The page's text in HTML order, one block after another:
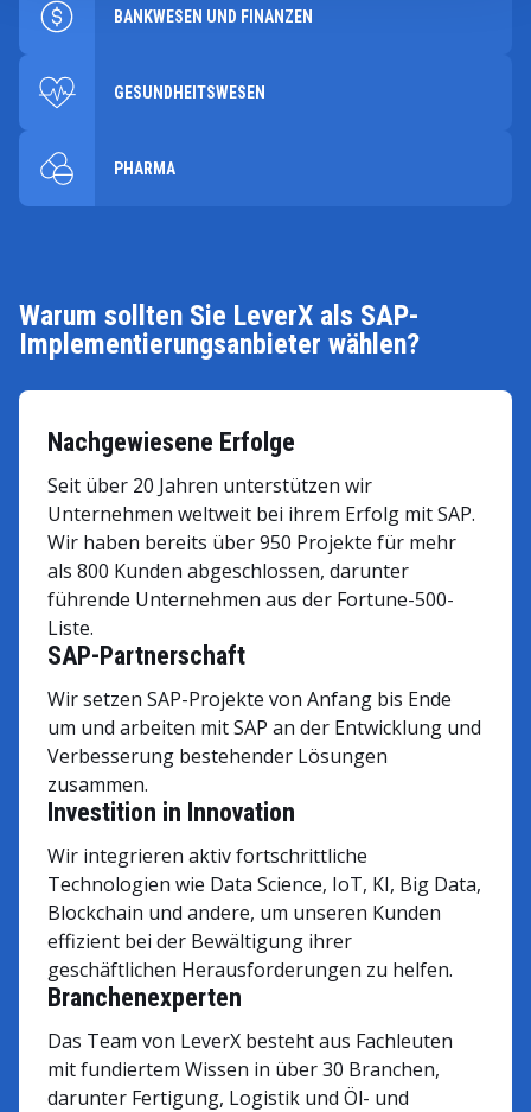
BANKWESEN UND FINANZEN
GESUNDHEITSWESEN
PHARMA
Warum sollten Sie LeverX als SAP-
Implementierungsanbieter wählen?
Nachgewiesene Erfolge
Seit über 20 Jahren unterstützen wir
Unternehmen weltweit bei ihrem Erfolg mit SAP.
Wir haben bereits über 950 Projekte für mehr
als 800 Kunden abgeschlossen, darunter
führende Unternehmen aus der Fortune-500-
Liste.
Branchenexperten
Das Team von LeverX besteht aus Fachleuten
mit fundiertem Wissen in über 30 Branchen,
darunter Fertigung, Logistik und Öl- und
SAP-Partnerschaft
Wir setzen SAP-Projekte von Anfang bis Ende
um und arbeiten mit SAP an der Entwicklung und
Verbesserung bestehender Lösungen
zusammen.
Investition in Innovation
Wir integrieren aktiv fortschrittliche
Technologien wie Data Science, IoT, KI, Big Data,
Blockchain und andere, um unseren Kunden
effizient bei der Bewältigung ihrer
geschäftlichen Herausforderungen zu helfen.